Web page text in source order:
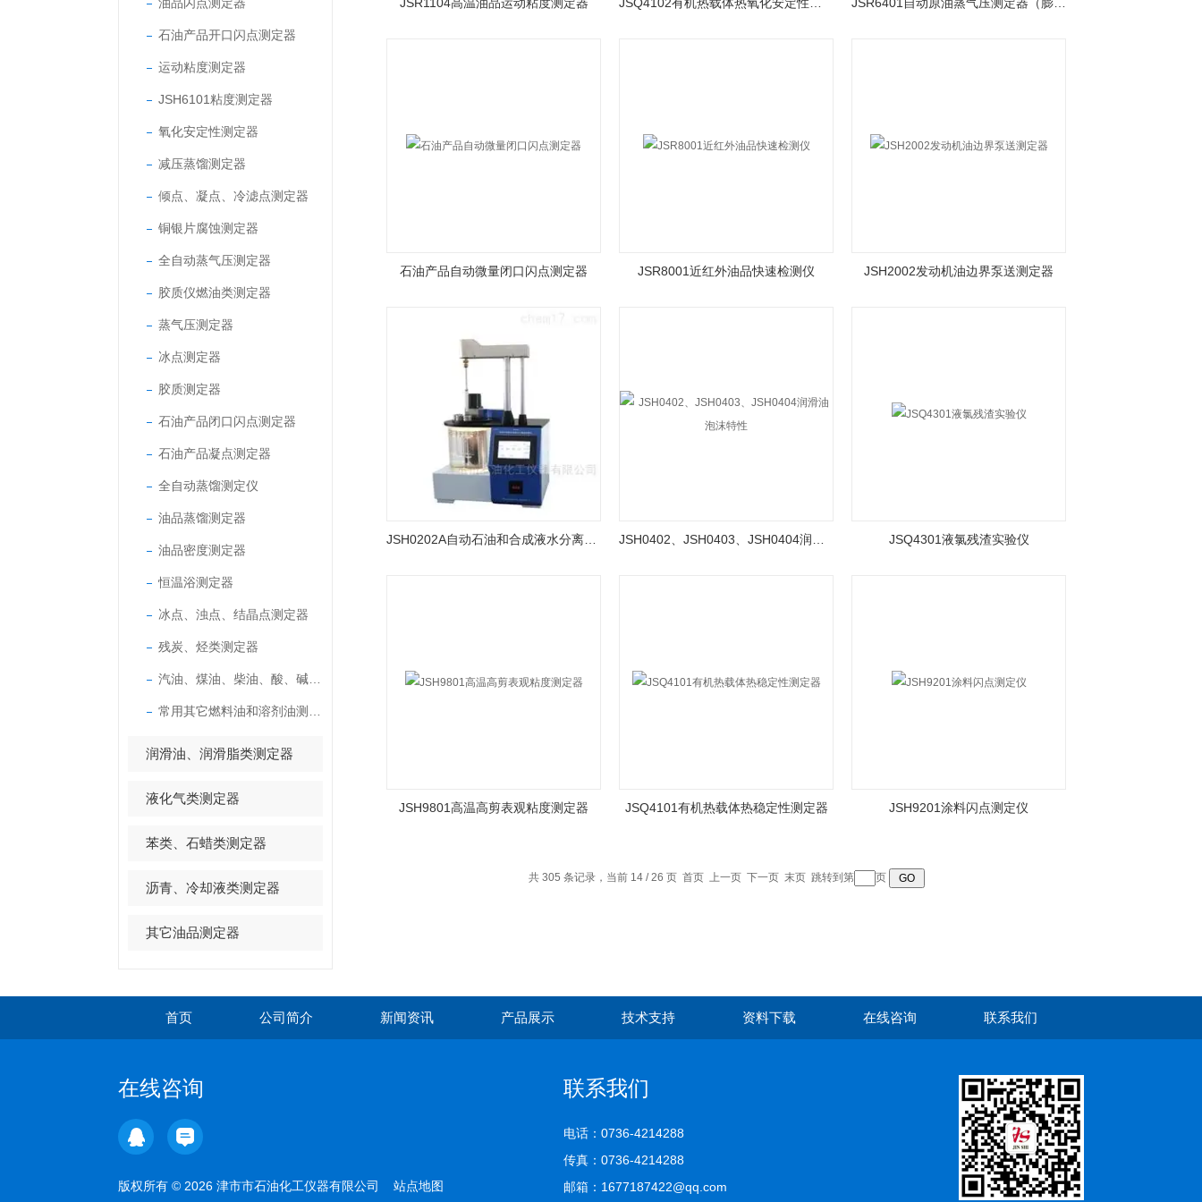
石油产品开口闪点测定器
运动粘度测定器
JSH6101粘度测定器
氧化安定性测定器
减压蒸馏测定器
倾点、凝点、冷滤点测定器
铜银片腐蚀测定器
全自动蒸气压测定器
胶质仪燃油类测定器
蒸气压测定器
冰点测定器
胶质测定器
石油产品闭口闪点测定器
石油产品凝点测定器
全自动蒸馏测定仪
油品蒸馏测定器
油品密度测定器
恒温浴测定器
冰点、浊点、结晶点测定器
残炭、烃类测定器
润滑油、润滑脂类测定器
液化气类测定器
苯类、石蜡类测定器
沥青、冷却液类测定器
其它油品测定器
石油产品自动微量闭口闪点测定器 JSR8001近红外油品快速检测仪 JSH2002发动机油边界泵送测定器
JSQ4301液氯残渣实验仪
JSH9801高温高剪表观粘度测定器 JSQ4101有机热载体热稳定性测定器 JSH9201涂料闪点测定仪
共 305 条记录，当前 14 / 26 页 首页 上一页 下一页 末页跳转到第 页
首页 公司简介 新闻资讯 产品展示 技术支持 资料下载 在线咨询 联系我们
在线咨询
版权所有 © 2026 津市市石油化工仪器有限公司 站点地图
联系我们
电话：0736-4214288
传真：0736-4214288
邮箱：1677187422@qq.com